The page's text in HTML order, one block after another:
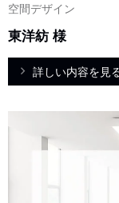
空間デザイン
東洋紡 様
詳しい内容を見